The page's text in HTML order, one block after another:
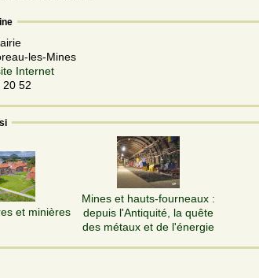
les-Mines
Internet
20 52
et minières
Mines et hauts-fourneaux :
depuis l'Antiquité, la quête
des métaux et de l'énergie